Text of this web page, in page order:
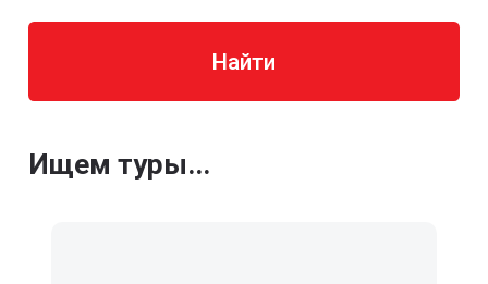
Найти
Ищем туры...